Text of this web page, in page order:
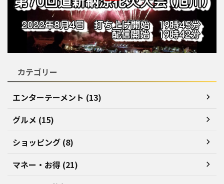
カテゴリー
エンターテーメント (13)
グルメ (15)
ショッピング (8)
マネー・お得 (21)